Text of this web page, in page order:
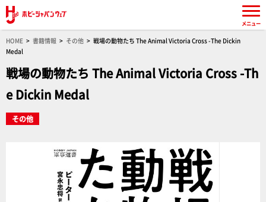
HOME 書籍情報 その他
戦場の動物たち The Animal Victoria Cross -The Dickin
Medal
戦場の動物たち The Animal Victoria Cross -Th
e Dickin Medal
その他
メニュー